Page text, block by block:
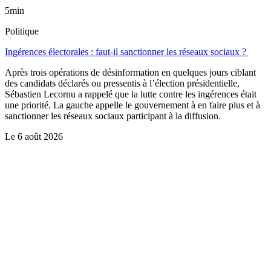
5min
Politique
Ingérences électorales : faut-il sanctionner les réseaux sociaux ?
Après trois opérations de désinformation en quelques jours ciblant
des candidats déclarés ou pressentis à l’élection présidentielle,
Sébastien Lecornu a rappelé que la lutte contre les ingérences était
une priorité. La gauche appelle le gouvernement à en faire plus et à
sanctionner les réseaux sociaux participant à la diffusion.
Le 6 août 2026